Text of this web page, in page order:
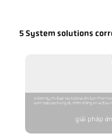
5 System solutions
Video này chỉ được YouTube tải khi bạn nhấn
kiểm soát của chúng tôi. Thêm thông tin về điều
giải pháp